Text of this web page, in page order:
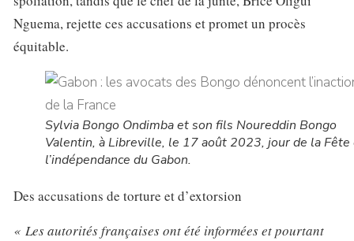
Nguema, rejette ces accusations et promet un procès
équitable.
Sylvia Bongo Ondimba et son fils Noureddin Bongo
Valentin, à Libreville, le 17 août 2023, jour de la Fête
l’indépendance du Gabon.
Des accusations de torture et d’extorsion
« Les autorités françaises ont été informées et pourtant